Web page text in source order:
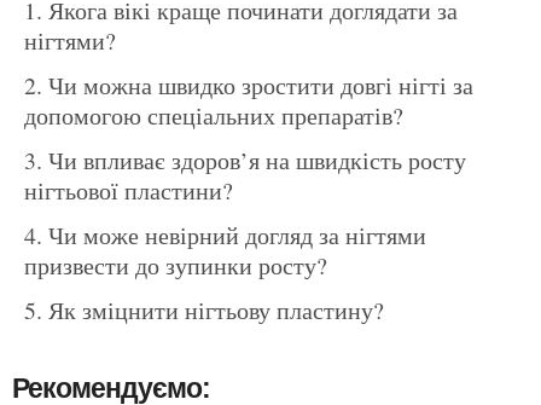
Якога вікі краще починати доглядати за
нігтями?
Чи можна швидко зростити довгі нігті за
допомогою спеціальних препаратів?
Чи впливає здоров’я на швидкість росту
нігтьової пластини?
Чи може невірний догляд за нігтями
призвести до зупинки росту?
Як зміцнити нігтьову пластину?
Рекомендуємо: